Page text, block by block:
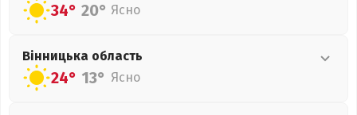
34° 20° Ясно
Вінницька область
24° 13° Ясно